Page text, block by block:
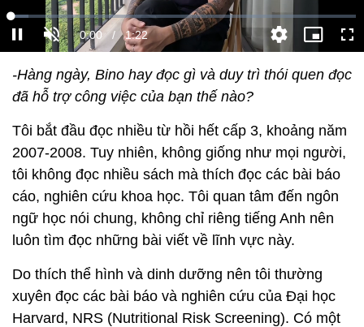
-Hàng ngày, Bino hay đọc gì và duy trì thói quen đọc
đã hỗ trợ công việc của bạn thế nào?
Tôi bắt đầu đọc nhiều từ hồi hết cấp 3, khoảng năm
2007-2008. Tuy nhiên, không giống như mọi người,
tôi không đọc nhiều sách mà thích đọc các bài báo
cáo, nghiên cứu khoa học. Tôi quan tâm đến ngôn
ngữ học nói chung, không chỉ riêng tiếng Anh nên
luôn tìm đọc những bài viết về lĩnh vực này.
Do thích thể hình và dinh dưỡng nên tôi thường
xuyên đọc các bài báo và nghiên cứu của Đại học
Harvard, NRS (Nutritional Risk Screening). Có một